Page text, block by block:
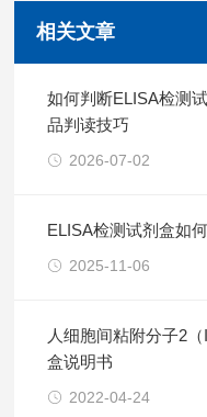
相关文章
如何判断ELISA检测
品判读技巧
2026-07-02
ELISA检测试剂盒如
2025-11-06
人细胞间粘附分子2
盒说明书
2022-04-24